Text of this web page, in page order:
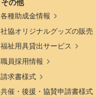
各種助成金情報
社協オリジナルグッズの販売
福祉用具貸出サービス
職員採用情報
請求書様式
共催・後援・協賛申請書様式